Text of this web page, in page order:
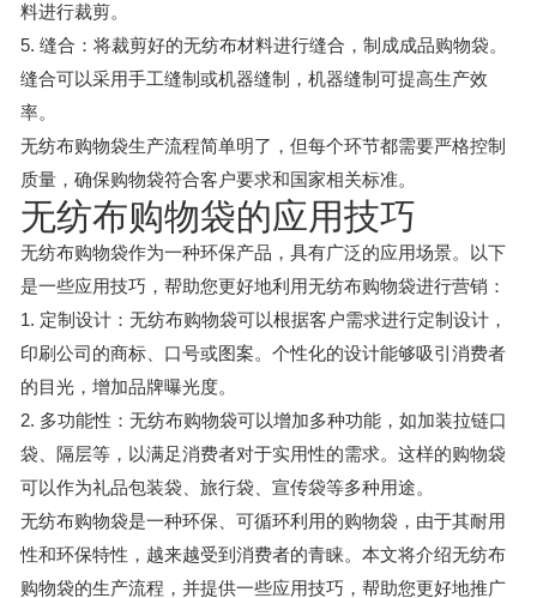
料进行裁剪。
5. 缝合：将裁剪好的无纺布材料进行缝合，制成成品购物袋。
缝合可以采用手工缝制或机器缝制，机器缝制可提高生产效
率。
无纺布购物袋生产流程简单明了，但每个环节都需要严格控制
质量，确保购物袋符合客户要求和国家相关标准。
无纺布购物袋的应用技巧
无纺布购物袋作为一种环保产品，具有广泛的应用场景。以下
是一些应用技巧，帮助您更好地利用无纺布购物袋进行营销：
1. 定制设计：无纺布购物袋可以根据客户需求进行定制设计，
印刷公司的商标、口号或图案。个性化的设计能够吸引消费者
的目光，增加品牌曝光度。
2. 多功能性：无纺布购物袋可以增加多种功能，如加装拉链口
袋、隔层等，以满足消费者对于实用性的需求。这样的购物袋
可以作为礼品包装袋、旅行袋、宣传袋等多种用途。
无纺布购物袋是一种环保、可循环利用的购物袋，由于其耐用
性和环保特性，越来越受到消费者的青睐。本文将介绍无纺布
购物袋的生产流程，并提供一些应用技巧，帮助您更好地推广